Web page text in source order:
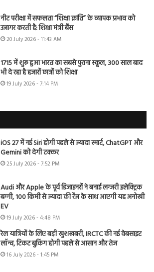
नीट परीक्षा में सफलता “शिक्षा क्रांति” के व्यापक प्रभाव को
उजागर करती है: शिक्षा मंत्री बैंस
20 July 2026 - 11:43 AM
1715 में शुरू हुआ भारत का सबसे पुराना स्कूल, 300 साल बाद
भी दे रहा है हजारों छात्रों को शिक्षा
19 July 2026 - 7:14 PM
iOS 27 में नई Siri होगी पहले से ज्यादा स्मार्ट, ChatGPT और
Gemini को देगी टक्कर
25 July 2026 - 7:52 PM
Audi और Apple के पूर्व डिजाइनरों ने बनाई लग्जरी इलेक्ट्रिक
बग्गी, 100 किमी से ज्यादा की रेंज के साथ आएगी यह अनोखी
EV
19 July 2026 - 4:48 PM
रेल यात्रियों के लिए बड़ी खुशखबरी, IRCTC की नई वेबसाइट
लॉन्च, टिकट बुकिंग होगी पहले से आसान और तेज
16 July 2026 - 1:45 PM